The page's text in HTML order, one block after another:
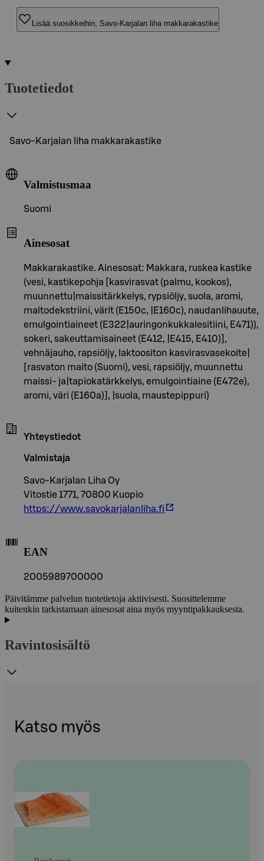
Lisää suosikkeihin, Savo-Karjalan liha makkarakastike
Tuotetiedot
Savo-Karjalan liha makkarakastike
Valmistusmaa
Suomi
Ainesosat
Makkarakastike. Ainesosat: Makkara, ruskea kastike
(vesi, kastikepohja [kasvirasvat (palmu, kookos),
muunnettu|maissitärkkelys, rypsiöljy, suola, aromi,
maltodekstriini, värit (E150c, |E160c), naudanlihauute,
emulgointiaineet (E322|auringonkukkalesitiini, E471)),
sokeri, sakeuttamisaineet (E412, |E415, E410)],
vehnäjauho, rapsiöljy, laktoositon kasvirasvasekoite|
[rasvaton maito (Suomi), vesi, rapsiöljy, muunnettu
maissi- ja|tapiokatärkkelys, emulgointiaine (E472e),
aromi, väri (E160a)], |suola, maustepippuri)
Yhteystiedot
Valmistaja
Savo-Karjalan Liha Oy
Vitostie 1771, 70800 Kuopio
https://www.savokarjalanliha.fi
EAN
2005989700000
Päivitämme palvelun tuotetietoja aktiivisesti. Suosittelemme
kuitenkin tarkistamaan ainesosat aina myös myyntipakkauksesta.
Ravintosisältö
Katso myös